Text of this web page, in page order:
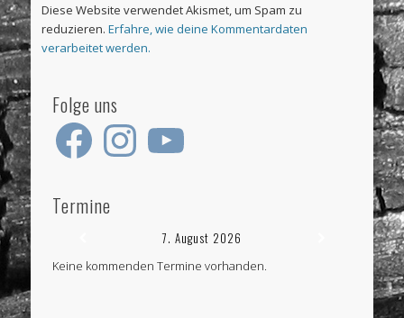
Diese Website verwendet Akismet, um Spam zu
reduzieren.Erfahre, wie deine Kommentardaten
verarbeitet werden.
Folge uns
Facebook Instagram
Termine
7. August 2026
Keine kommenden Termine vorhanden.